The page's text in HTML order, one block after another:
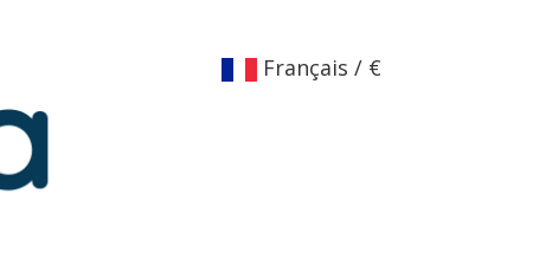
Français / €